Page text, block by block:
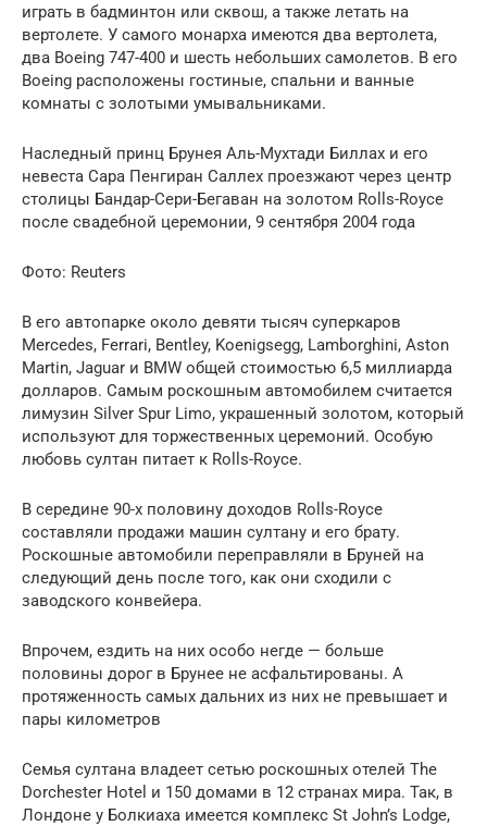
играть в бадминтон или сквош, а также летать на
вертолете. У самого монарха имеются два вертолета,
два Boeing 747-400 и шесть небольших самолетов. В его
Boeing расположены гостиные, спальни и ванные
комнаты с золотыми умывальниками.
Наследный принц Брунея Аль-Мухтади Биллах и его
невеста Сара Пенгиран Саллех проезжают через центр
столицы Бандар-Сери-Бегаван на золотом Rolls-Royce
после свадебной церемонии, 9 сентября 2004 года
Фото: Reuters
В его автопарке около девяти тысяч суперкаров
Mercedes, Ferrari, Bentley, Koenigsegg, Lamborghini, Aston
Martin, Jaguar и BMW общей стоимостью 6,5 миллиарда
долларов. Самым роскошным автомобилем считается
лимузин Silver Spur Limo, украшенный золотом, который
используют для торжественных церемоний. Особую
любовь султан питает к Rolls-Royce.
В середине 90-х половину доходов Rolls-Royce
составляли продажи машин султану и его брату.
Роскошные автомобили переправляли в Бруней на
следующий день после того, как они сходили с
заводского конвейера.
Впрочем, ездить на них особо негде — больше
половины дорог в Брунее не асфальтированы. А
протяженность самых дальних из них не превышает и
пары километров
Семья султана владеет сетью роскошных отелей The
Dorchester Hotel и 150 домами в 12 странах мира. Так, в
Лондоне у Болкиаха имеется комплекс St John’s Lodge,